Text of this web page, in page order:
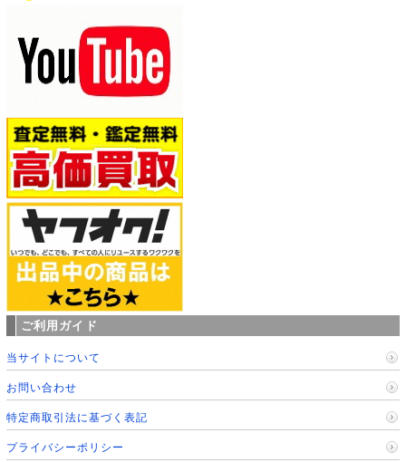
ご利用ガイド
当サイトについて
お問い合わせ
特定商取引法に基づく表記
プライバシーポリシー